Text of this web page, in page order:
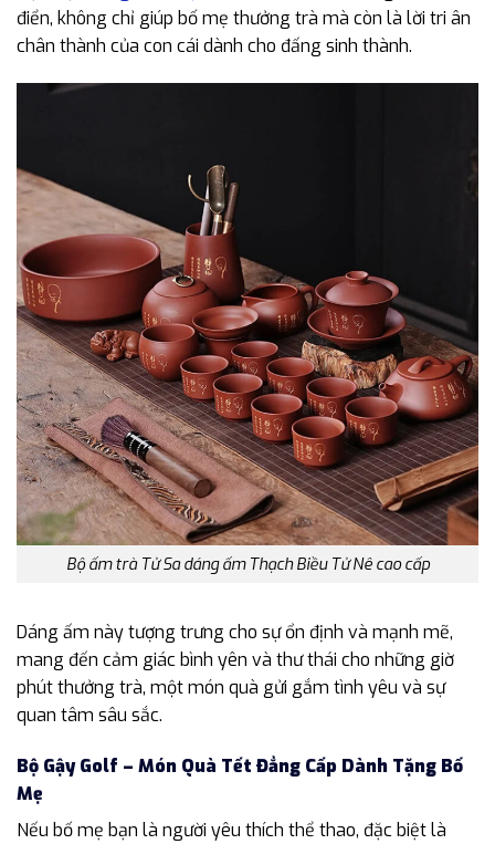
điển, không chỉ giúp bố mẹ thưởng trà mà còn là lời tri ân
chân thành của con cái dành cho đấng sinh thành.
Bộ ấm trà Tử Sa dáng ấm Thạch Biều Tử Nê cao cấp
Dáng ấm này tượng trưng cho sự ổn định và mạnh mẽ,
mang đến cảm giác bình yên và thư thái cho những giờ
phút thưởng trà, một món quà gửi gắm tình yêu và sự
quan tâm sâu sắc.
Bộ Gậy Golf – Món Quà Tết Đẳng Cấp Dành Tặng Bố
Mẹ
Nếu bố mẹ bạn là người yêu thích thể thao, đặc biệt là